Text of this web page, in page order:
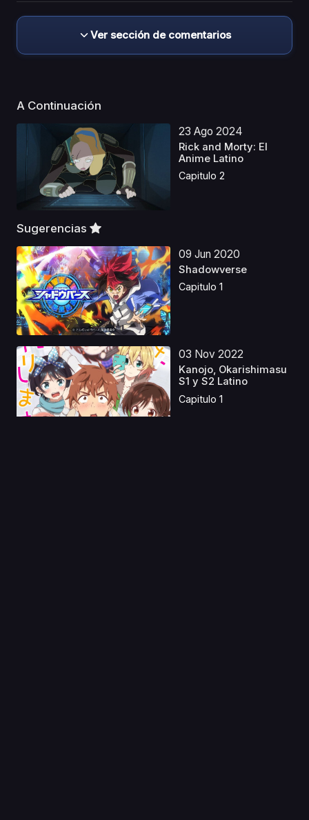
Ver sección de comentarios
A Continuación
23 Ago 2024
Rick and Morty: El
Anime Latino
Capitulo 2
Sugerencias
09 Jun 2020
Shadowverse
Capitulo 1
03 Nov 2022
Kanojo, Okarishimasu
S1 y S2 Latino
Capitulo 1